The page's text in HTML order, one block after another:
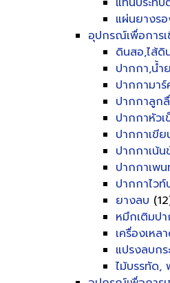
แผ่นยางร
อุปกรณ์เพื่อการ
ดินสอ,ไส้ดิ
ปากกา,น้ำ
ปากกามาร์
ปากกาลูก
ปากกาหัวเ
ปากกาเขี
ปากกาเน้
ปากกาเพ
ปากกาไว
ยางลบ
หมึกเติมป
เครื่องเหล
แปรงลบกร
ไม้บรรทัด,